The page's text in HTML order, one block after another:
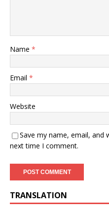
Name *
Email *
Website
Save my name, email, and
next time I comment.
TRANSLATION